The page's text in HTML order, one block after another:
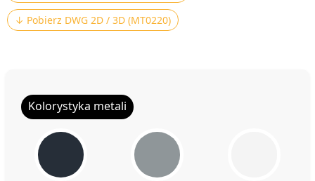
↓ Pobierz DWG 2D / 3D (MT0220)
Kolorystyka metali